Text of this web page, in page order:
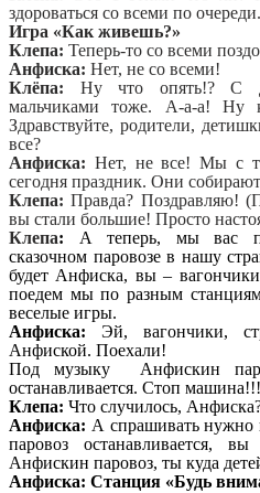
здороваться со всеми по очереди.
Игра «Как живешь?»
Клепа: Теперь-то со всеми
Анфиска: Нет, не со всеми!
Клёпа: Ну что опять!? С
мальчиками тоже. А-а-а! Ну
Здравствуйте, родители,
все?
Анфиска: Нет, не все! Мы с
сегодня праздник. Они
Клепа: Правда? Поздравляю!
вы стали большие! Просто
Клепа: А теперь, мы вас
сказочном паровозе в нашу
будет Анфиска, вы –
поедем мы по разным
веселые игры.
Анфиска: Эй, вагончики,
Анфиской. Поехали!
Под музыку Анфискин
останавливается. Стоп
Клепа: Что случилось,
Анфиска: А спрашивать нужно
паровоз останавливается,
Анфискин паровоз, ты куда
Анфиска: Станция «Будь